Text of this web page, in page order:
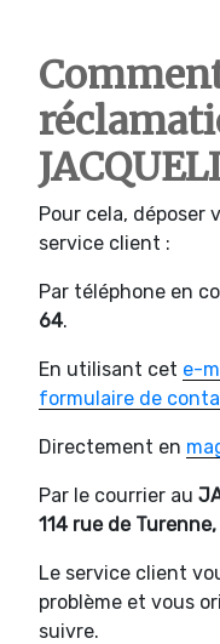
Pour cela, déposer
service client :
Par téléphone en
64.
En utilisant cet e-
formulaire de
Directement en
Par le courrier au
114 rue de
Le service client
problème et vous
suivre.